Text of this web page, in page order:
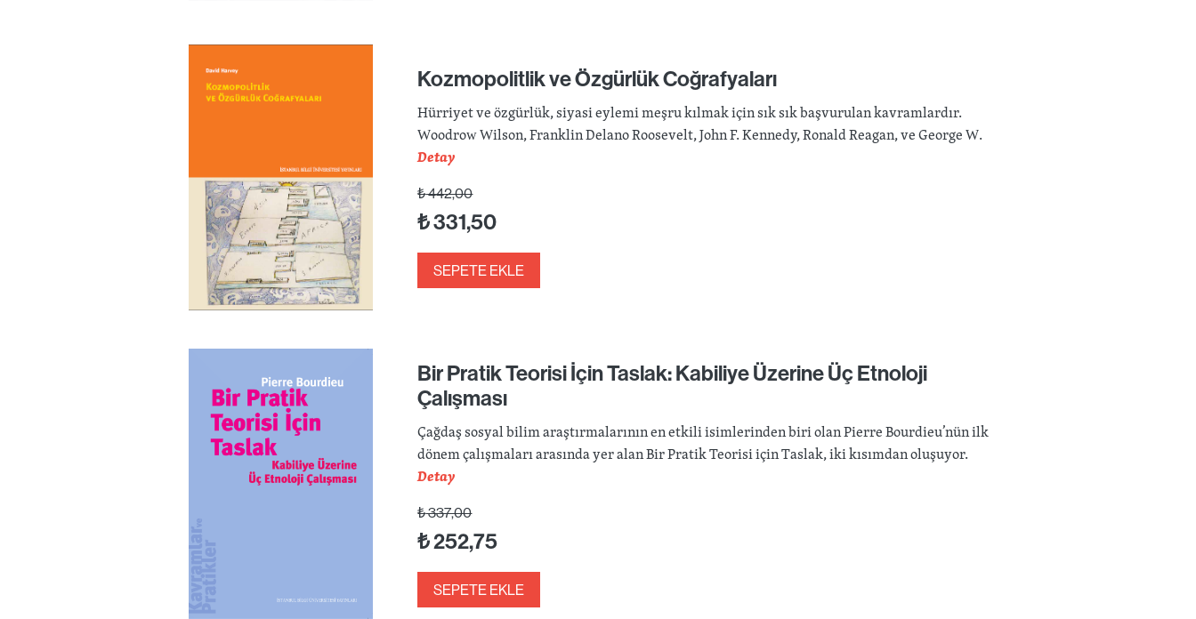
Kozmopolitlik ve Özgürlük Coğrafyaları
Hürriyet ve özgürlük, siyasi eylemi meşru kılmak için sık sık başvurulan kavramlardır.
Woodrow Wilson, Franklin Delano Roosevelt, John F. Kennedy, Ronald Reagan, ve George W.
Detay
₺442,00
₺331,50
SEPETE EKLE
Bir Pratik Teorisi İçin Taslak: Kabiliye Üzerine Üç Etnoloji
Çalışması
Çağdaş sosyal bilim araştırmalarının en etkili isimlerinden biri olan Pierre Bourdieu’nün ilk
dönem çalışmaları arasında yer alan Bir Pratik Teorisi için Taslak, iki kısımdan oluşuyor.
Detay
₺337,00
₺252,75
SEPETE EKLE